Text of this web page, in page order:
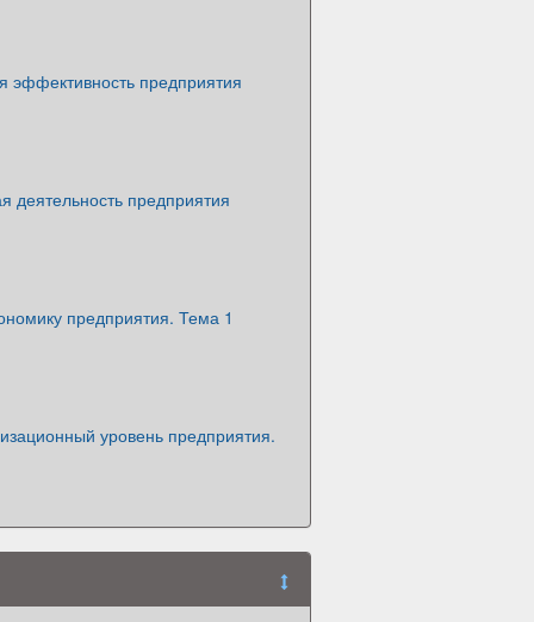
эффективность предприятия
деятельность предприятия
предприятия. Тема 1
уровень предприятия.